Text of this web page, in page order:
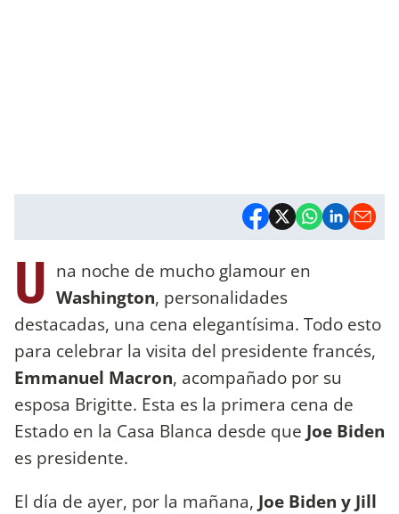
U na noche de mucho glamour en
Washington, personalidades
destacadas, una cena elegantísima. Todo esto
para celebrar la visita del presidente francés,
Emmanuel Macron, acompañado por su
esposa Brigitte. Esta es la primera cena de
Estado en la Casa Blanca desde que Joe Biden
es presidente.
El día de ayer, por la mañana, Joe Biden y Jill